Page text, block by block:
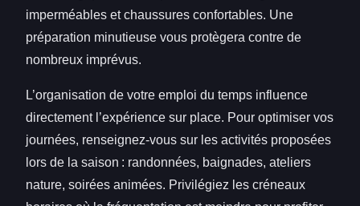
imperméables et chaussures confortables. Une
préparation minutieuse vous protègera contre de
nombreux imprévus.
L’organisation de votre emploi du temps influence
directement l’expérience sur place. Pour optimiser vos
journées, renseignez-vous sur les activités proposées
lors de la saison : randonnées, baignades, ateliers
nature, soirées animées. Privilégiez les créneaux